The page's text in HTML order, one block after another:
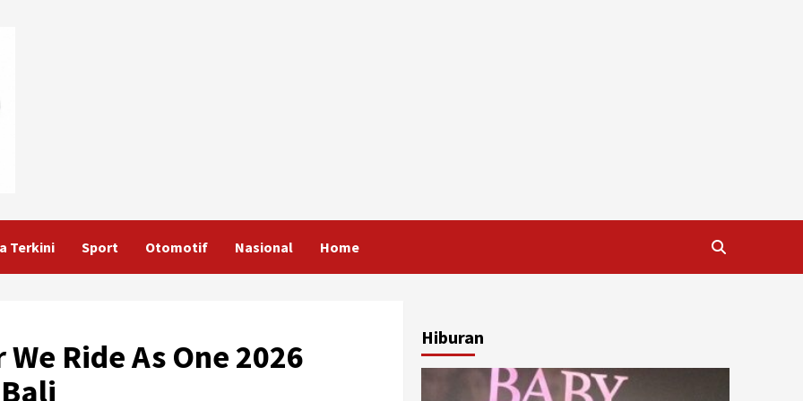
Terkini Sport Otomotif Nasional Home
Ride As One 2026
Hiburan